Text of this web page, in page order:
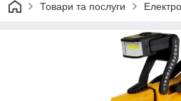
Товари та послуги